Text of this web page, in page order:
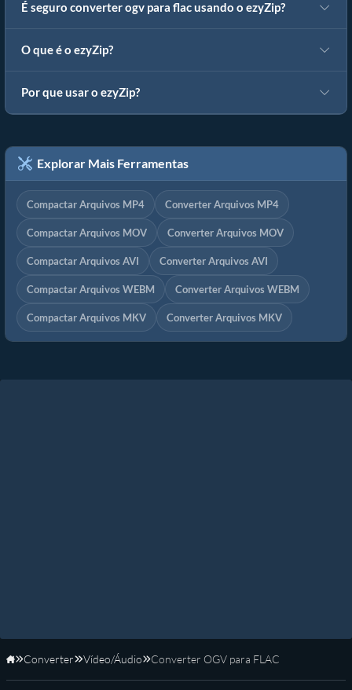
É seguro converter ogv para flac usando o ezyZip?
O que é o ezyZip?
Por que usar o ezyZip?
Explorar Mais Ferramentas
Compactar Arquivos MP4 Converter Arquivos MP4
Compactar Arquivos MOV Converter Arquivos MOV
Compactar Arquivos AVI Converter Arquivos AVI
Compactar Arquivos WEBM Converter Arquivos WEBM
Compactar Arquivos MKV Converter Arquivos MKV
Início
Converter Vídeo/Áudio Converter OGV para FLAC